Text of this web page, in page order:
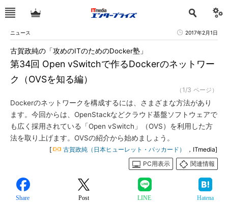
ニュース 2017年2月1日
第34回 Open vSwitchで作るDockerのネットワー
ク（OVSを知る編）
古賀政純の「攻めのITのためのDocker塾」
（1/3 ページ）
Dockerのネットワークを構成するには、さまざまな方法があり
ます。今回からは、OpenStackなどクラウド基盤ソフトウェアで
も広く採用されている「Open vSwitch」（OVS）を利用した方
法を取り上げます。OVSの紹介から始めましょう。
[ 古賀政純（日本ヒューレット・パッカード）
，ITmedia]
PC用表示
関連情報
Share Post LINE Hatena